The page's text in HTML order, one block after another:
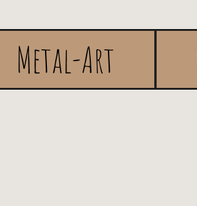
Metal-Art